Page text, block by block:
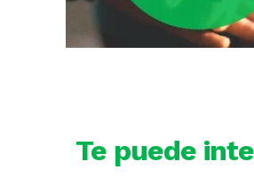
Te puede